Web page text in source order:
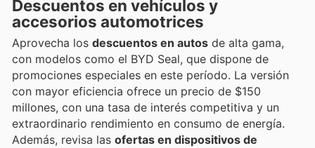
Descuentos en vehículos y
accesorios automotrices
Aprovecha los descuentos en autos de alta gama,
con modelos como el BYD Seal, que dispone de
promociones especiales en este período. La versión
con mayor eficiencia ofrece un precio de $150
millones, con una tasa de interés competitiva y un
extraordinario rendimiento en consumo de energía.
Además, revisa las ofertas en dispositivos de